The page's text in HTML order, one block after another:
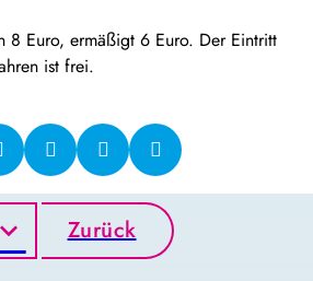
8 Euro, ermäßigt 6 Euro. Der Eintritt
ist frei.
Zurück